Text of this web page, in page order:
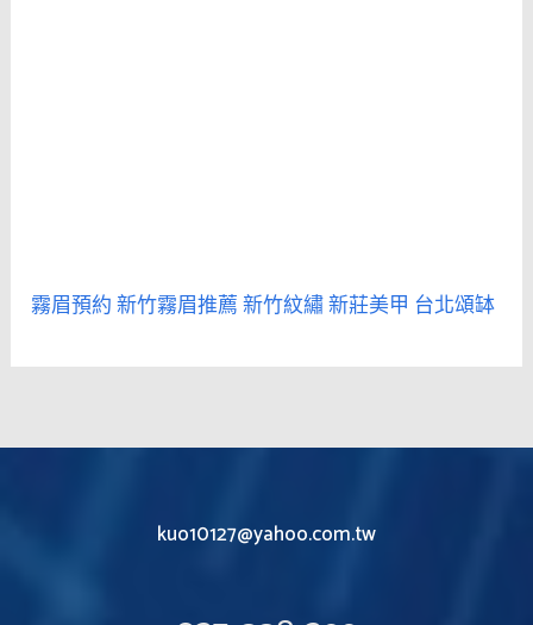
霧眉預約新竹霧眉推薦新竹紋繡新莊美甲 台北頌缽
kuo10127@yahoo.com.tw